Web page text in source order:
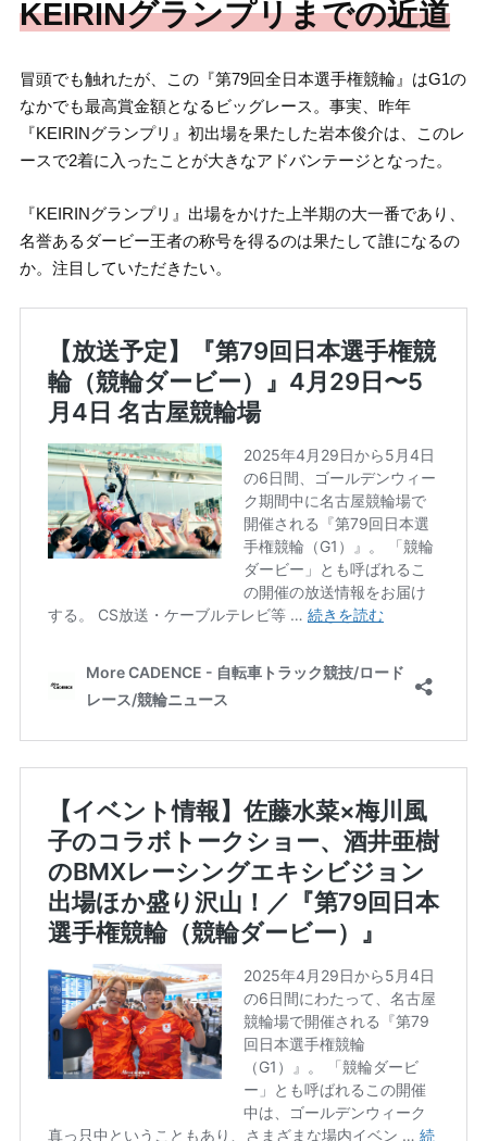
KEIRINグランプリまでの近道
冒頭でも触れたが、この『第79回全日本選手権競輪』はG1の
なかでも最高賞金額となるビッグレース。事実、昨年
『KEIRINグランプリ』初出場を果たした岩本俊介は、このレ
ースで2着に入ったことが大きなアドバンテージとなった。
『KEIRINグランプリ』出場をかけた上半期の大一番であり、
名誉あるダービー王者の称号を得るのは果たして誰になるの
か。注目していただきたい。